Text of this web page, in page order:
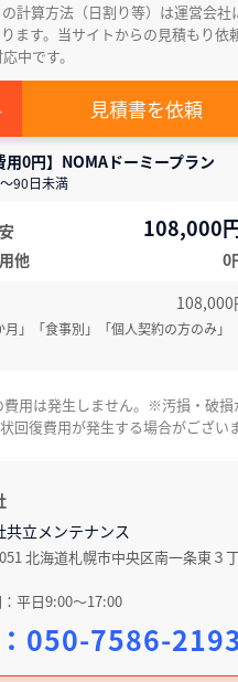
計算方法（日割り等）は運営会社
ます。当サイトからの見積もり依
中です。
見積書を依頼
用0円】NOMAドーミープラン
90日未満
108,000
他
0
108,000
月」「食事別」「個人契約の方のみ」
用は発生しません。※汚損・破損
回復費用が発生する場合がござい
共立メンテナンス
北海道札幌市中央区南一条東３
平日9:00～17:00
050-7586-